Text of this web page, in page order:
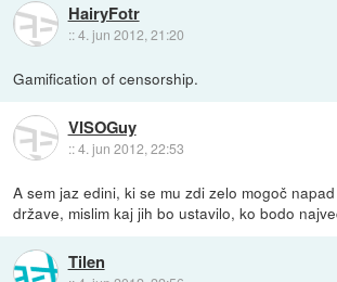
HairyFotr
::4. jun 2012, 21:20
Gamification of censorship.
VISOGuy
::4. jun 2012, 22:53
A sem jaz edini, ki se mu zdi zelo mogoč
države, mislim kaj jih bo ustavilo, ko bodo
Tilen